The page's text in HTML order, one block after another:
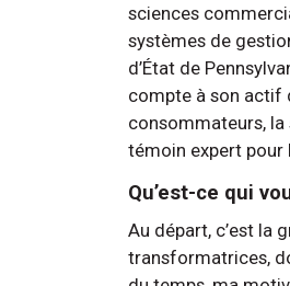
sciences
systèmes de
d’État de
compte à son actif
consommateurs,
témoin expert pour
Qu’est-ce qui
Au départ, c’est la
transformatrices,